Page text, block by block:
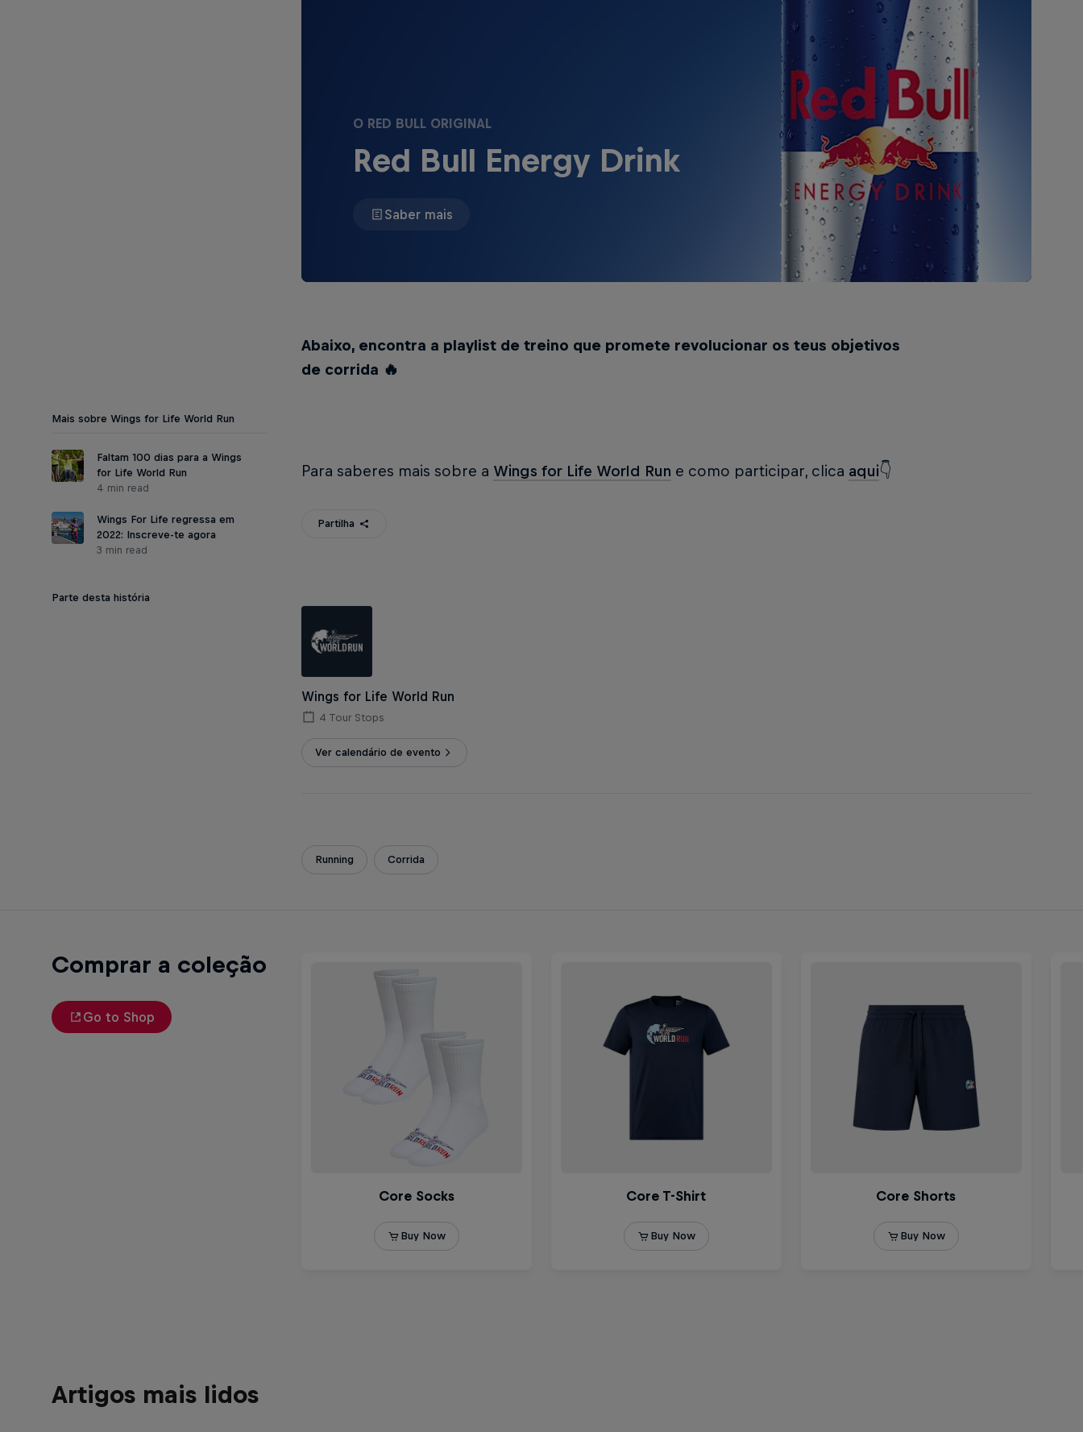
O RED BULL ORIGINAL
Red Bull Energy Drink
Saber mais
Abaixo, encontra a playlist de treino que promete revolucionar os teus objetivos
de corrida 🔥
Para saberes mais sobre a Wings for Life World Run e como participar, clica aqui👇
Mais sobre Wings for Life World Run
Faltam 100 dias para a Wings
for Life World Run
4 min read
Wings For Life regressa em
2022: Inscreve-te agora
3 min read
Partilha
Parte desta história
Wings for Life World Run
4 Tour Stops
Ver calendário de evento
Running Corrida
Comprar a coleção
Go to Shop
Artigos mais lidos